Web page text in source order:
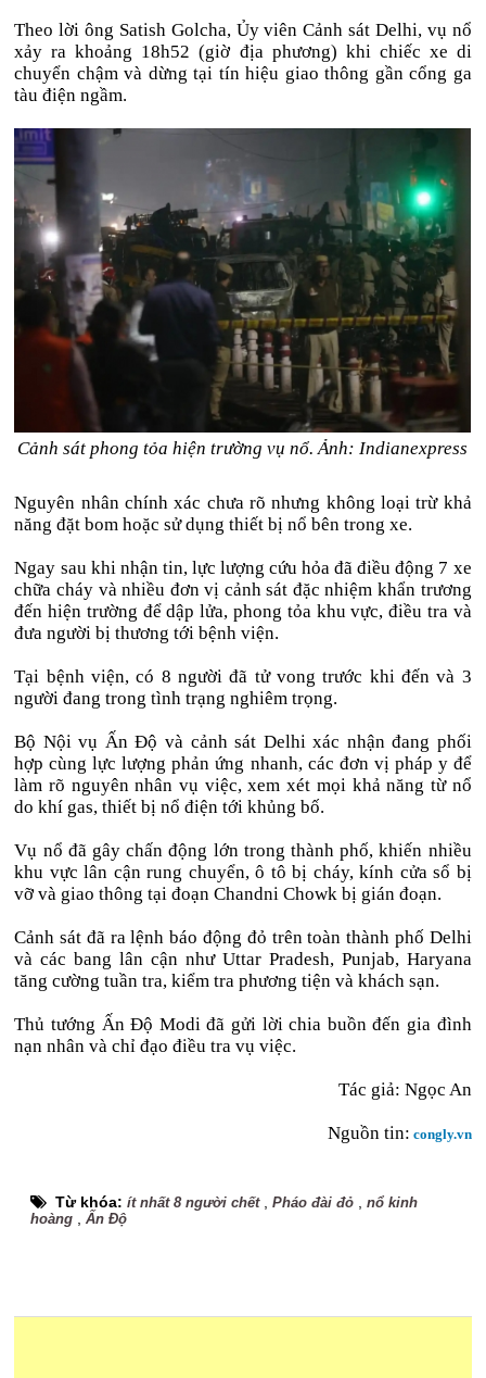
Theo lời ông Satish Golcha, Ủy viên Cảnh sát Delhi, vụ nổ
xảy ra khoảng 18h52 (giờ địa phương) khi chiếc xe di
chuyển chậm và dừng tại tín hiệu giao thông gần cổng ga
tàu điện ngầm.
Cảnh sát phong tỏa hiện trường vụ nổ. Ảnh: Indianexpress
Nguyên nhân chính xác chưa rõ nhưng không loại trừ khả
năng đặt bom hoặc sử dụng thiết bị nổ bên trong xe.
Ngay sau khi nhận tin, lực lượng cứu hỏa đã điều động 7 xe
chữa cháy và nhiều đơn vị cảnh sát đặc nhiệm khẩn trương
đến hiện trường để dập lửa, phong tỏa khu vực, điều tra và
đưa người bị thương tới bệnh viện.
Tại bệnh viện, có 8 người đã tử vong trước khi đến và 3
người đang trong tình trạng nghiêm trọng.
Bộ Nội vụ Ấn Độ và cảnh sát Delhi xác nhận đang phối
hợp cùng lực lượng phản ứng nhanh, các đơn vị pháp y để
làm rõ nguyên nhân vụ việc, xem xét mọi khả năng từ nổ
do khí gas, thiết bị nổ điện tới khủng bố.
Vụ nổ đã gây chấn động lớn trong thành phố, khiến nhiều
khu vực lân cận rung chuyển, ô tô bị cháy, kính cửa sổ bị
vỡ và giao thông tại đoạn Chandni Chowk bị gián đoạn.
Cảnh sát đã ra lệnh báo động đỏ trên toàn thành phố Delhi
và các bang lân cận như Uttar Pradesh, Punjab, Haryana
tăng cường tuần tra, kiểm tra phương tiện và khách sạn.
Thủ tướng Ấn Độ Modi đã gửi lời chia buồn đến gia đình
nạn nhân và chỉ đạo điều tra vụ việc.
Tác giả: Ngọc An
Nguồn tin: congly.vn
Từ khóa:ít nhất 8 người chết,Pháo đài đỏ ,nổ kinh
hoàng ,Ấn Độ